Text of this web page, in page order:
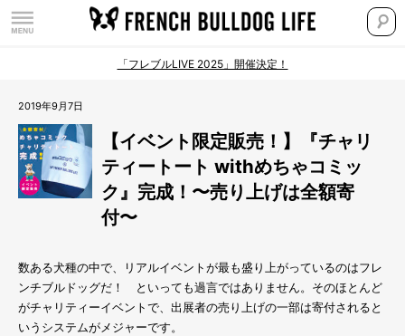
「フレブルLIVE 2025」開催決定！
2019年9月7日
【イベント限定販売！】『チャリ
ティートート withめちゃコミッ
ク』完成！〜売り上げは全額寄
付〜
数ある犬種の中で、リアルイベントが最も盛り上がっているのはフレ
ンチブルドッグだ！ といっても過言ではありません。そのほとんど
がチャリティーイベントで、出展者の売り上げの一部は寄付されると
いうシステムがメジャーです。